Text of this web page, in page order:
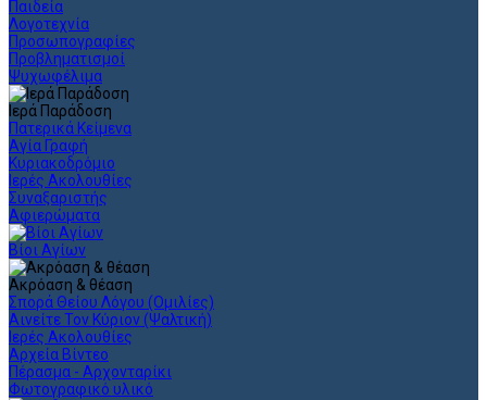
Παιδεία
Λογοτεχνία
Προσωπογραφίες
Προβληματισμοί
Ψυχωφέλιμα
Ιερά Παράδοση
Πατερικά Κείμενα
Αγία Γραφή
Κυριακοδρόμιο
Ιερές Ακολουθίες
Συναξαριστής
Αφιερώματα
Βίοι Αγίων
Ακρόαση & θέαση
Σπορά Θείου Λόγου (Ομιλίες)
Αινείτε Τον Κύριον (Ψαλτική)
Ιερές Ακολουθίες
Αρχεία Βίντεο
Πέρασμα - Αρχονταρίκι
Φωτογραφικό υλικό